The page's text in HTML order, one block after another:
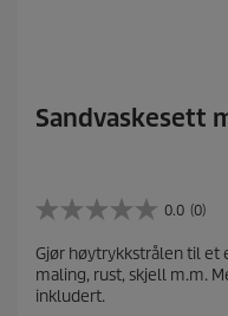
Sandvaskesett
0.0 (0)
0
0
a
v
Gjør høytrykkstrålen til et
maling, rust, skjell m.m.
inkludert.